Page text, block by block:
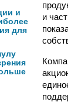
и
для
и